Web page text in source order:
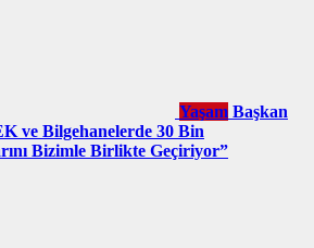
Yaşam Başkan
ve Bilgehanelerde 30 Bin
Bizimle Birlikte Geçiriyor”